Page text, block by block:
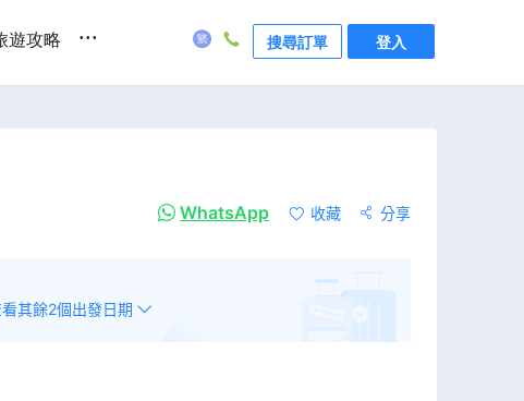
遊攻略 ... 搜尋訂單 登入
WhatsApp 收藏
分享
其餘2個出發日期